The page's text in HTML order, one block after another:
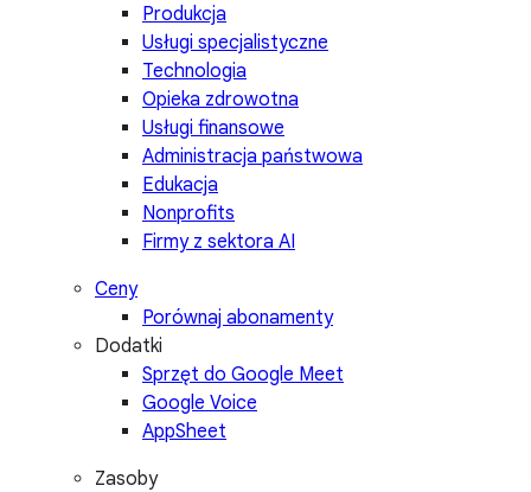
Produkcja
Usługi specjalistyczne
Technologia
Opieka zdrowotna
Usługi finansowe
Administracja państwowa
Edukacja
Nonprofits
Firmy z sektora AI
Ceny
Porównaj abonamenty
Dodatki
Sprzęt do Google Meet
Google Voice
AppSheet
Zasoby